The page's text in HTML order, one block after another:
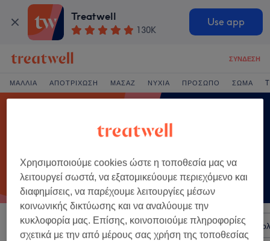
Treatwell
130K
Use app
ΣΎΝΔΕΣΗ
ΜΑΛΛΙΆ ΑΠΟΤΡΊΧΩΣΗ ΜΑΣΆΖ ΝΎΧΙΑ ΠΡΌΣΩΠΟ ΣΏΜΑ
Ταξινόμηση κατά Σαλόνια Άμεσες Προσφορές
Χρησιμοποιούμε cookies ώστε η τοποθεσία μας να
λειτουργεί σωστά, να εξατομικεύουμε περιεχόμενο και
διαφημίσεις, να παρέχουμε λειτουργίες μέσων
κοινωνικής δικτύωσης και να αναλύουμε την
κυκλοφορία μας. Επίσης, κοινοποιούμε πληροφορίες
σχετικά με την από μέρους σας χρήση της τοποθεσίας